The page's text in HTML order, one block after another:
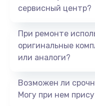
сервисный центр?
При ремонте
оригинальные
или аналоги?
Возможен ли
Могу при нем